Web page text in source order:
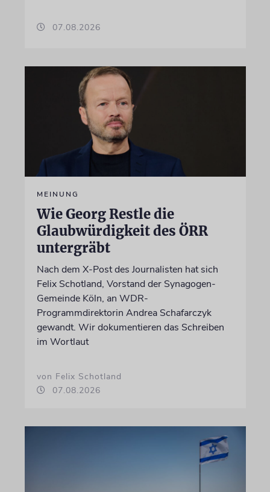
07.08.2026
MEINUNG
Wie Georg Restle die
Glaubwürdigkeit des ÖRR
untergräbt
Nach dem X-Post des Journalisten hat sich
Felix Schotland, Vorstand der Synagogen-
Gemeinde Köln, an WDR-
Programmdirektorin Andrea Schafarczyk
gewandt. Wir dokumentieren das Schreiben
im Wortlaut
von Felix Schotland
07.08.2026